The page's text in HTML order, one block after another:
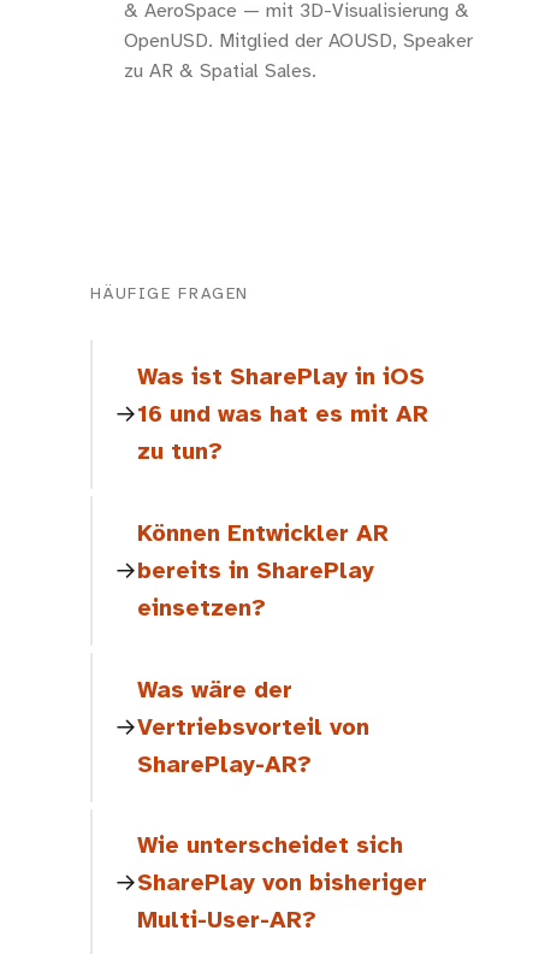
& AeroSpace — mit 3D-Visualisierung &
OpenUSD. Mitglied der AOUSD, Speaker
zu AR & Spatial Sales.
HÄUFIGE FRAGEN
Was ist SharePlay in iOS
16 und was hat es mit AR
zu tun?
Können Entwickler AR
bereits in SharePlay
einsetzen?
Was wäre der
Vertriebsvorteil von
SharePlay-AR?
Wie unterscheidet sich
SharePlay von bisheriger
Multi-User-AR?